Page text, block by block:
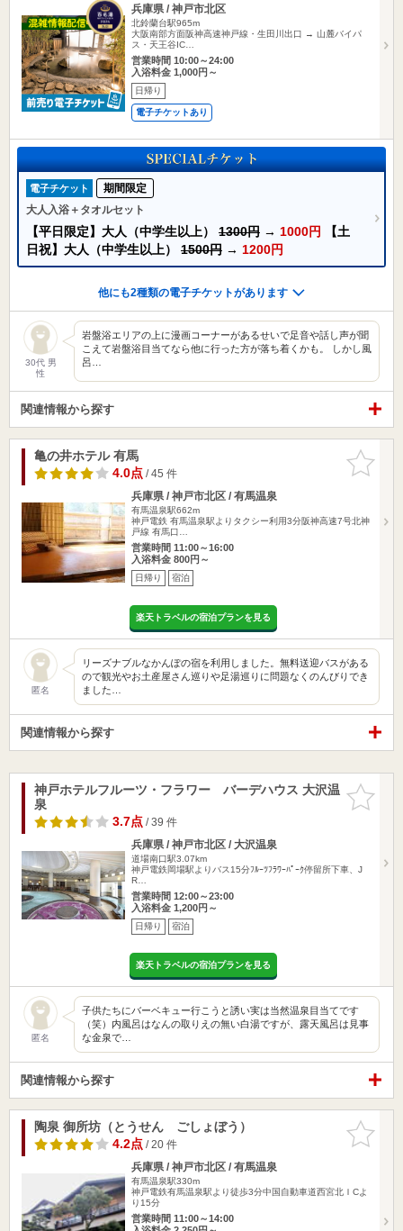
兵庫県 / 神戸市北区
北鈴蘭台駅965m
大阪南部方面阪神高速神戸線・生田川出口 → 山麓バイパ
ス・天王谷IC…
営業時間 10:00～24:00
入浴料金 1,000円～
日帰り
電子チケットあり
電子チケット
期間限定
大人入浴＋タオルセット
【平日限定】大人（中学生以上） 1300円 → 1000円
【土
日祝】大人（中学生以上） 1500円 → 1200円
他にも2種類の電子チケットがあります
30代 男
性
岩盤浴エリアの上に漫画コーナーがあるせいで足音や話し声が聞
こえて岩盤浴目当てなら他に行った方が落ち着くかも。 しかし風
呂…
関連情報から探す
お気に入
りに追加
亀の井ホテル 有馬
4.0点/ 45 件
兵庫県 / 神戸市北区 / 有馬温泉
有馬温泉駅662m
神戸電鉄 有馬温泉駅よりタクシー利用3分阪神高速7号北神
戸線 有馬口…
営業時間 11:00～16:00
入浴料金 800円～
日帰り 宿泊
楽天トラベルの宿泊プランを見る
匿名
リーズナブルなかんぽの宿を利用しました。無料送迎バスがある
ので観光やお土産屋さん巡りや足湯巡りに問題なくのんびりでき
ました…
関連情報から探す
お気に入
りに追加
神戸ホテルフルーツ・フラワー バーデハウス 大沢温
泉
3.7点/ 39 件
兵庫県 / 神戸市北区 / 大沢温泉
道場南口駅3.07km
神戸電鉄岡場駅よりバス15分ﾌﾙｰﾂﾌﾗﾜｰﾊﾟｰｸ停留所下車、J
R…
営業時間 12:00～23:00
入浴料金 1,200円～
日帰り 宿泊
楽天トラベルの宿泊プランを見る
匿名
子供たちにバーベキュー行こうと誘い実は当然温泉目当てです
（笑）内風呂はなんの取りえの無い白湯ですが、露天風呂は見事
な金泉で…
関連情報から探す
お気に入
りに追加
陶泉 御所坊（とうせん ごしょぼう）
4.2点/ 20 件
兵庫県 / 神戸市北区 / 有馬温泉
有馬温泉駅330m
神戸電鉄有馬温泉駅より徒歩3分中国自動車道西宮北ＩCよ
り15分
営業時間 11:00～14:00